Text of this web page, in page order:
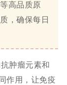
高品质原
，确保每日
肿瘤元素和
作用，让免疫